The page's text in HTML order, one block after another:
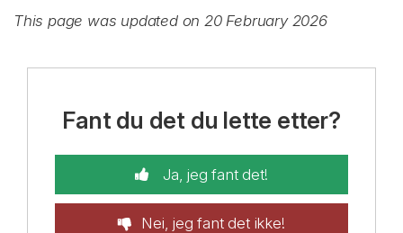
This page was updated on 20 February 2026
Fant du det du lette etter?
Ja, jeg fant det!
Nei, jeg fant det ikke!